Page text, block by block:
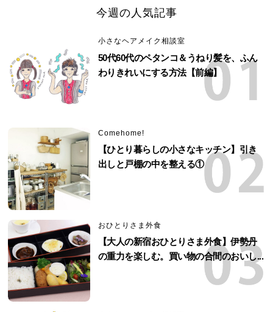
今週の人気記事
小さなヘアメイク相談室
50代60代のペタンコ＆うねり髪を、ふん
わりきれいにする方法【前編】
Comehome!
【ひとり暮らしの小さなキッチン】引き
出しと戸棚の中を整える①
おひとりさま外食
【大人の新宿おひとりさま外食】伊勢丹
の重力を楽しむ。買い物の合間のおいし...